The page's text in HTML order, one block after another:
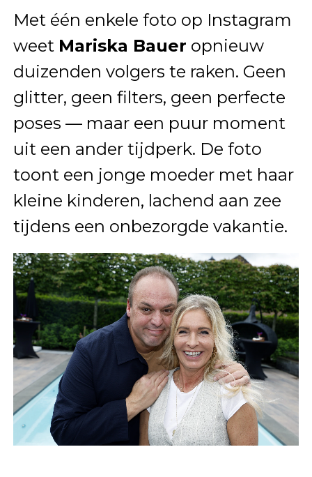
Met één enkele foto op Instagram
weet Mariska Bauer opnieuw
duizenden volgers te raken. Geen
glitter, geen filters, geen perfecte
poses — maar een puur moment
uit een ander tijdperk. De foto
toont een jonge moeder met haar
kleine kinderen, lachend aan zee
tijdens een onbezorgde vakantie.